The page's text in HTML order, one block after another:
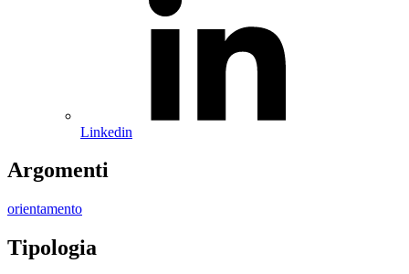
Linkedin
Argomenti
orientamento
Tipologia